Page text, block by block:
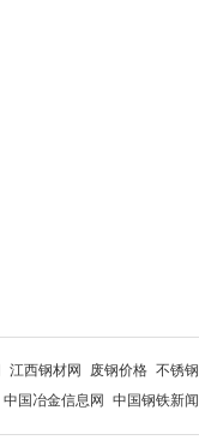
江西钢材网 废钢价格 不锈钢
中国冶金信息网 中国钢铁新